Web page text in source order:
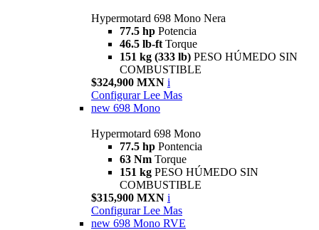
Hypermotard 698 Mono Nera
77.5 hp Potencia
46.5 lb-ft Torque
151 kg (333 lb) PESO HÚMEDO SIN
COMBUSTIBLE
$324,900 MXN i
Configurar Lee Mas
new 698 Mono
Hypermotard 698 Mono
77.5 hp Pontencia
63 Nm Torque
151 kg PESO HÚMEDO SIN
COMBUSTIBLE
$315,900 MXN i
Configurar Lee Mas
new 698 Mono RVE